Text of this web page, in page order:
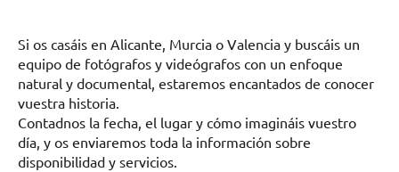
Si os casáis en Alicante, Murcia o Valencia y buscáis un
equipo de fotógrafos y videógrafos con un enfoque
natural y documental, estaremos encantados de conocer
vuestra historia.
Contadnos la fecha, el lugar y cómo imagináis vuestro
día, y os enviaremos toda la información sobre
disponibilidad y servicios.